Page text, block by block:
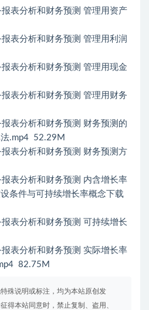
表分析和财务预测 管理用资产
表分析和财务预测 管理用利润
表分析和财务预测 管理用现金
表分析和财务预测 管理用财务
表分析和财务预测 财务预测的
.mp4 52.29M
表分析和财务预测 财务预测方
表分析和财务预测 内含增长率
条件与可持续增长率概念下载
表分析和财务预测 可持续增长
表分析和财务预测 实际增长率
82.75M
殊说明或标注，均为本站原创发
得本站同意时，禁止复制、盗用、